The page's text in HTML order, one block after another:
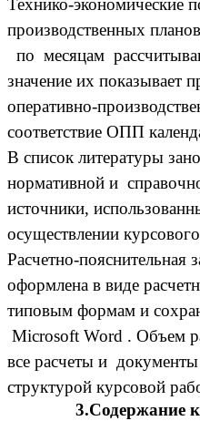
Технико-экономические
производственных планов
по месяцам
значение их показывает
оперативно-
соответствие ОПП
В список литературы
нормативной и
источники,
осуществлении
Расчетно-пояснительная
оформлена в виде
типовым формам и
Microsoft Word . Объем
все расчеты и документы
структурой курсовой
3.Содержание